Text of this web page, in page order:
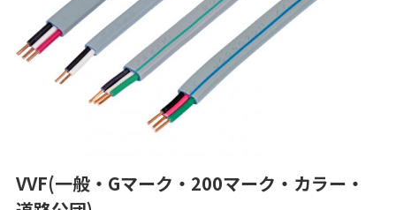
VVF(一般・Gマーク・200マーク・カラー・